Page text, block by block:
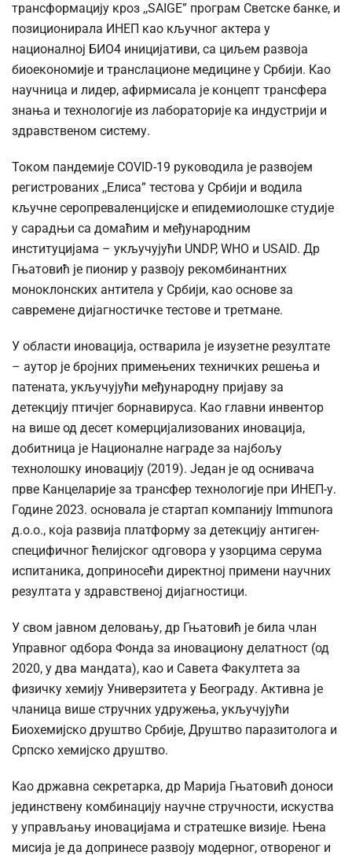
трансформацију кроз ,,SAIGE” програм Светске банке, и
позиционирала ИНЕП као кључног актера у
националној БИО4 иницијативи, са циљем развоја
биоекономије и транслационе медицине у Србији. Као
научница и лидер, афирмисала је концепт трансфера
знања и технологије из лабораторије ка индустрији и
здравственом систему.
Током пандемије COVID-19 руководила је развојем
регистрованих ,,Елиса” тестова у Србији и водила
кључне серопреваленцијске и епидемиолошке студије
у сарадњи са домаћим и међународним
институцијама – укључујући UNDP, WHO и USAID. Др
Гњатовић је пионир у развоју рекомбинантних
моноклонских антитела у Србији, као основе за
савремене дијагностичке тестове и третмане.
У области иновација, остварила је изузетне резултате
– аутор је бројних примењених техничких решења и
патената, укључујући међународну пријаву за
детекцију птичјег борнавируса. Као главни инвентор
на више од десет комерцијализованих иновација,
добитница је Националне награде за најбољу
технолошку иновацију (2019). Један је од оснивача
прве Канцеларије за трансфер технологије при ИНЕП-у.
Године 2023. основала је стартап компанију Immunora
д.о.о., која развија платформу за детекцију антиген-
специфичног ћелијског одговора у узорцима серума
испитаника, доприносећи директној примени научних
резултата у здравственој дијагностици.
У свом јавном деловању, др Гњатовић је била члан
Управног одбора Фонда за иновациону делатност (од
2020, у два мандата), као и Савета Факултета за
физичку хемију Универзитета у Београду. Активна је
чланица више стручних удружења, укључујући
Биохемијско друштво Србије, Друштво паразитолога и
Српско хемијско друштво.
Као државна секретарка, др Марија Гњатовић доноси
јединствену комбинацију научне стручности, искуства
у управљању иновацијама и стратешке визије. Њена
мисија је да допринесе развоју модерног, отвореног и